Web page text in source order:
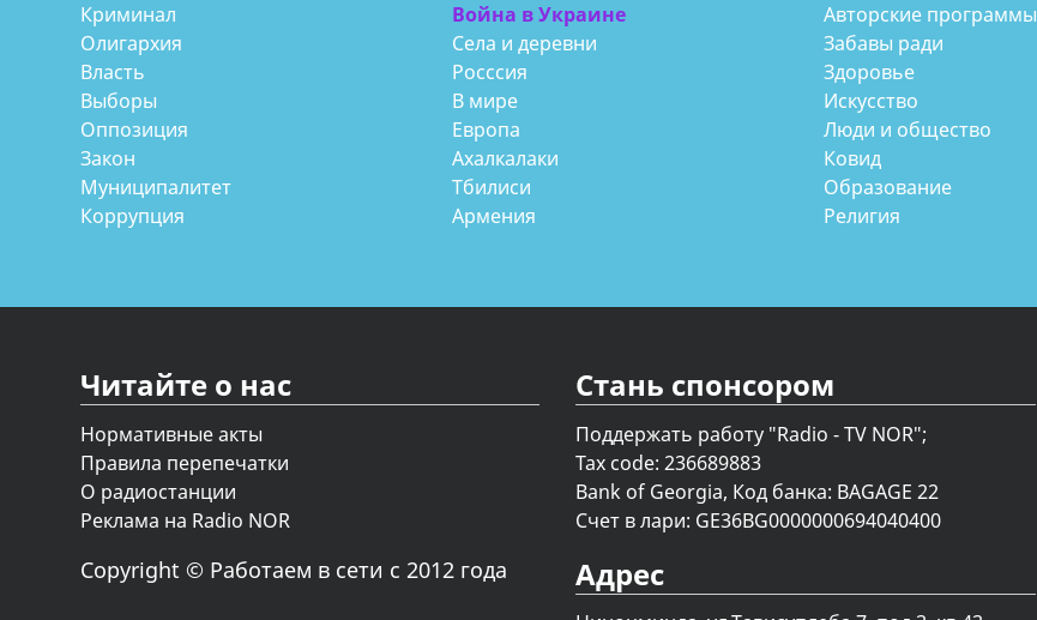
Криминал
Олигархия
Власть
Выборы
Оппозиция
Закон
Муниципалитет
Коррупция
Война в Украине
Села и деревни
Росссия
В мире
Европа
Ахалкалаки
Тбилиси
Армения
Авторские программы
Забавы ради
Здоровье
Искусство
Люди и общество
Ковид
Образование
Религия
Читайте о нас
Нормативные акты
Правила перепечатки
О радиостанции
Реклама на Radio NOR
Copyright © Работаем в сети с 2012 года
Стань спонсором
Поддержать работу "Radio - TV NOR";
Tax code: 236689883
Bank of Georgia, Код банка: BAGAGE 22
Счет в лари: GE36BG0000000694040400
Адрес